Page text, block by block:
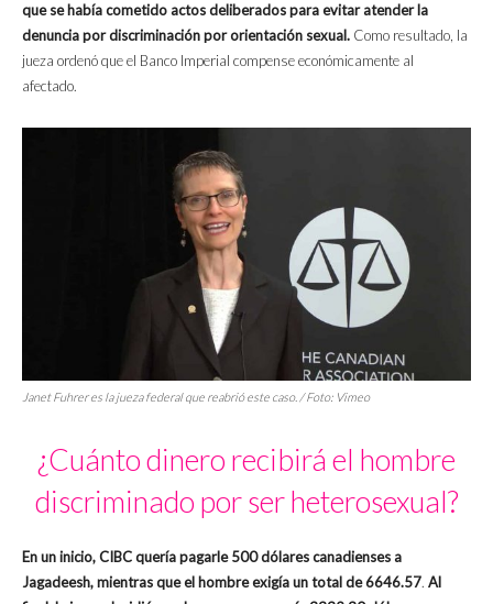
que se había cometido actos deliberados para evitar atender la
denuncia por discriminación por orientación sexual. Como resultado, la
jueza ordenó que el Banco Imperial compense económicamente al
afectado.
Janet Fuhrer es la jueza federal que reabrió este caso. / Foto: Vimeo
¿Cuánto dinero recibirá el hombre
discriminado por ser heterosexual?
En un inicio, CIBC quería pagarle 500 dólares canadienses a
Jagadeesh, mientras que el hombre exigía un total de 6646.57. Al